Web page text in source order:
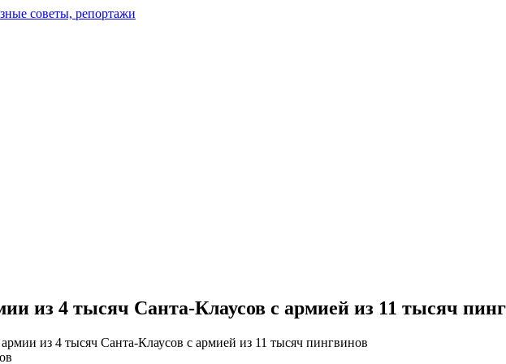
из 4 тысяч Санта-Клаусов с армией из 11 тысяч
из 4 тысяч Санта-Клаусов с армией из 11 тысяч пингвинов